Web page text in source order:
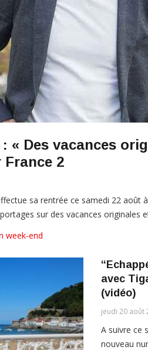
« Des vacances
France 2
sa rentrée ce samedi 22 août
sur des vacances originales
week-end
avec
(vidéo)
jeudi 20 août
A suivre ce
nouveau